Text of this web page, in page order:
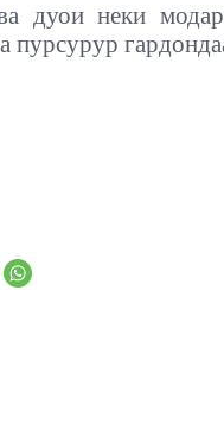
дуои неки
пурсурур